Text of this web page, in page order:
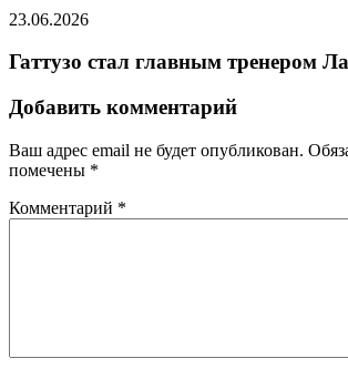
23.06.2026
Гаттузо стал главным тренером
Добавить комментарий
Ваш адрес email не будет опубликован.
помечены *
Комментарий *